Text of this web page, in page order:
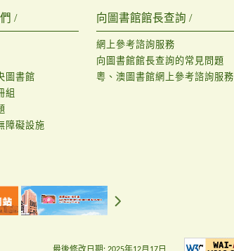
/
圖書館
組
障礙設施
向圖書館館長查詢 /
網上參考諮詢服務
向圖書館館長查詢的常見問題
粵、澳圖書館網上參考諮詢服務